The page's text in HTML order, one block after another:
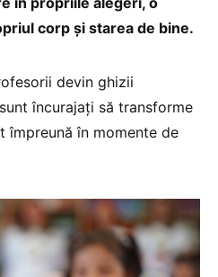
corp și starea de bine.
devin ghizii
încurajați să transforme
împreună în momente de